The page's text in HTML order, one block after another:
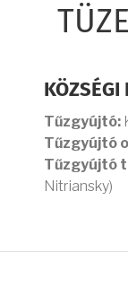
KÖZSÉGI
Tűzgyújtó:
Tűzgyújtó
Tűzgyújtó
Nitriansky)